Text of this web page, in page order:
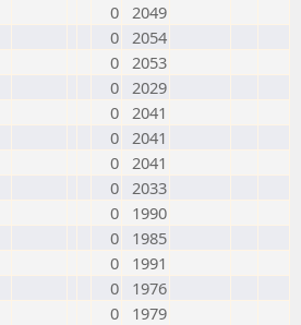
0 2049
0 2054
0 2053
0 2029
0 2041
0 2041
0 2041
0 2033
0
1990
0
1985
0
1991
0
1976
0
1979